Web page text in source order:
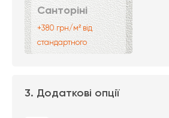
Санторіні
+380 грн/м² від
стандартного
3. Додаткові опції